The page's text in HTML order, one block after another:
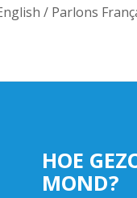
/ Parlons
HOE
MOND?